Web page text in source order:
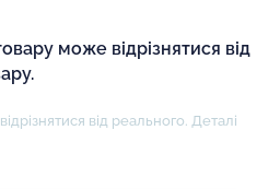
може відрізнятися від
від реального. Деталі